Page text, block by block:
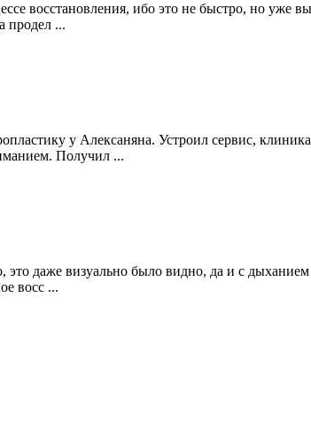
восстановления, ибо это не быстро, но
продел ...
у Алексаняна. Устроил сервис,
Получил ...
это даже визуально было видно, да и с
восс ...